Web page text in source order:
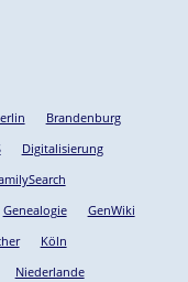
Brandenburg
Digitalisierung
Genealogie
GenWiki
Köln
Niederlande